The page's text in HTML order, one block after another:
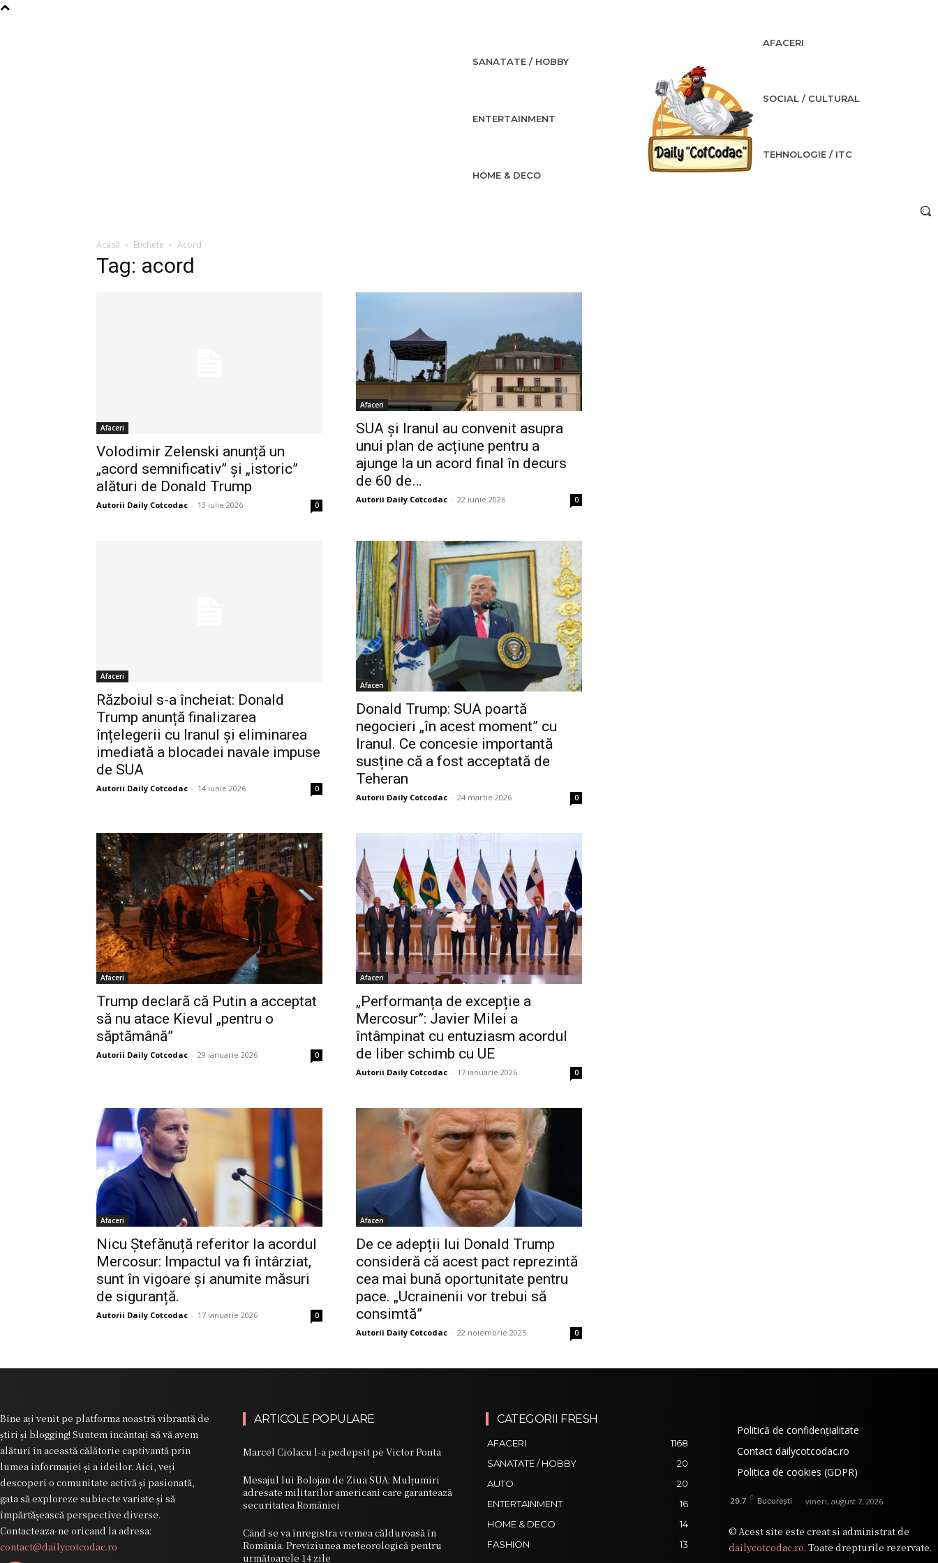
SANATATE / HOBBY
ENTERTAINMENT
HOME & DECO
AFACERI
SOCIAL / CULTURAL
TEHNOLOGIE / ITC
Acasă Etichete Acord
Tag: acord
Afaceri
Volodimir Zelenski anunță un
„acord semnificativ” și „istoric”
alături de Donald Trump
Autorii Daily Cotcodac - 13 iulie 2026 0
Afaceri
SUA și Iranul au convenit asupra
unui plan de acțiune pentru a
ajunge la un acord final în decurs
de 60 de…
Autorii Daily Cotcodac - 22 iunie 2026 0
Afaceri
Războiul s-a încheiat: Donald
Trump anunță finalizarea
înțelegerii cu Iranul și eliminarea
imediată a blocadei navale impuse
de SUA
Autorii Daily Cotcodac - 14 iunie 2026 0
Afaceri
Donald Trump: SUA poartă
negocieri „în acest moment” cu
Iranul. Ce concesie importantă
susține că a fost acceptată de
Teheran
Autorii Daily Cotcodac - 24 martie 2026 0
Afaceri
Trump declară că Putin a acceptat
să nu atace Kievul „pentru o
săptămână”
Autorii Daily Cotcodac - 29 ianuarie 2026 0
Afaceri
„Performanța de excepție a
Mercosur”: Javier Milei a
întâmpinat cu entuziasm acordul
de liber schimb cu UE
Autorii Daily Cotcodac - 17 ianuarie 2026 0
Afaceri
Nicu Ștefănuță referitor la acordul
Mercosur: Impactul va fi întârziat,
sunt în vigoare și anumite măsuri
de siguranță.
Autorii Daily Cotcodac - 17 ianuarie 2026 0
Afaceri
De ce adepții lui Donald Trump
consideră că acest pact reprezintă
cea mai bună oportunitate pentru
pace. „Ucrainenii vor trebui să
consimtă”
Autorii Daily Cotcodac - 22 noiembrie 2025 0
Bine ați venit pe platforma noastră vibrantă de
știri și blogging! Suntem încântați să vă avem
alături în această călătorie captivantă prin
lumea informației și a ideilor. Aici, veți
descoperi o comunitate activă și pasionată,
gata să exploreze subiecte variate și să
împărtășească perspective diverse.
Contacteaza-ne oricand la adresa:
contact@dailycotcodac.ro
ARTICOLE POPULARE
Marcel Ciolacu l-a pedepsit pe Victor Ponta
Mesajul lui Bolojan de Ziua SUA: Mulțumiri
adresate militarilor americani care garantează
securitatea României
Când se va înregistra vremea călduroasă în
România. Previziunea meteorologică pentru
următoarele 14 zile
CATEGORII FRESH
AFACERI
1168
SANATATE / HOBBY
20
AUTO
20
ENTERTAINMENT
16
HOME & DECO
14
FASHION
13
Politică de confidențialitate
Contact dailycotcodac.ro
Politica de cookies (GDPR)
29.7 C București vineri, august 7, 2026
© Acest site este creat si administrat de
dailycotcodac.ro. Toate drepturile rezervate.